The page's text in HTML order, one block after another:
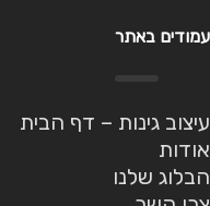
עמודים באתר
עיצוב גינות – דף הבית
אודות
הבלוג שלנו